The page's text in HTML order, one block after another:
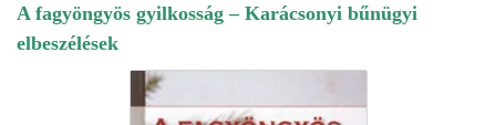
A fagyöngyös gyilkosság – Karácsonyi bűnügyi
elbeszélések